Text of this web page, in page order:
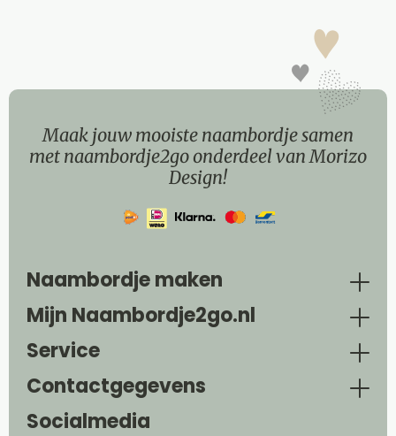
Maak jouw mooiste naambordje samen
met naambordje2go onderdeel van Morizo
Design!
Naambordje maken
Mijn Naambordje2go.nl
Service
Contactgegevens
Socialmedia